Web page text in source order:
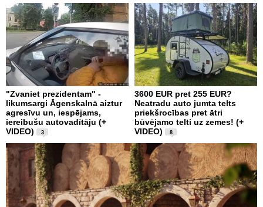
"Zvaniet prezidentam" -
likumsargi Āgenskalnā aiztur
agresīvu un, iespējams,
iereibušu autovadītāju (+
VIDEO)
3
3600 EUR pret 255 EUR?
Neatradu auto jumta telts
priekšrocības pret ātri
būvējamo telti uz zemes! (+
VIDEO)
8